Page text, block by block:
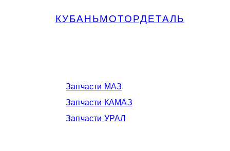
КУБАНЬМОТОРДЕТАЛЬ
Запчасти МАЗ
Запчасти КАМАЗ
Запчасти УРАЛ